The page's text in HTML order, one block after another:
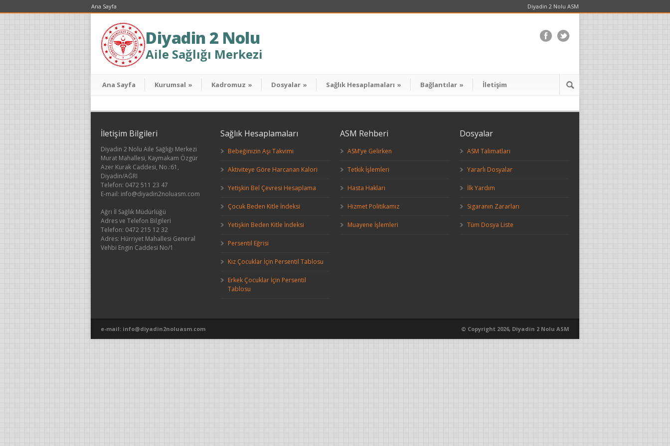
Ana Sayfa Diyadin 2 Nolu ASM
Diyadin 2 Nolu
Aile Sağlığı Merkezi
Ana Sayfa Kurumsal » Kadromuz » Dosyalar » Sağlık Hesaplamaları » Bağlantılar » İletişim
İletişim Bilgileri
Diyadin 2 Nolu Aile Sağlığı Merkezi
Murat Mahallesi, Kaymakam Özgür
Azer Kurak Caddesi, No.:61,
Diyadin/AĞRI
Telefon: 0472 511 23 47
E-mail: info@diyadin2noluasm.com
Ağrı İl Sağlık Müdürlüğü
Adres ve Telefon Bilgileri
Telefon: 0472 215 12 32
Adres: Hürriyet Mahallesi General
Vehbi Engin Caddesi No/1
Sağlık Hesaplamaları
Bebeğinizin Aşı Takvimi
Aktiviteye Göre Harcanan Kalori
Yetişkin Bel Çevresi Hesaplama
Çocuk Beden Kitle İndeksi
Yetişkin Beden Kitle İndeksi
Persentil Eğrisi
Kız Çocuklar İçin Persentil Tablosu
Erkek Çocuklar İçin Persentil
Tablosu
ASM Rehberi
ASM’ye Gelirken
Tetkik İşlemleri
Hasta Hakları
Hizmet Politikamız
Muayene İşlemleri
Dosyalar
ASM Talimatları
Yararlı Dosyalar
İlk Yardım
Sigaranın Zararları
Tüm Dosya Liste
e-mail: info@diyadin2noluasm.com © Copyright 2026, Diyadin 2 Nolu ASM